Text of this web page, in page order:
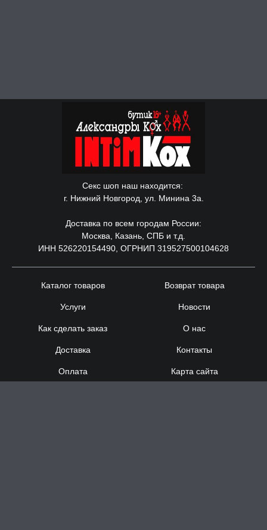
Секс шоп наш находится:
г. Нижний Новгород, ул. Минина 3а.
Доставка по всем городам России:
Москва, Казань, СПБ и т.д.
ИНН 526220154490, ОГРНИП 319527500104628
Каталог товаров
Услуги
Как сделать заказ
Доставка
Оплата
Возврат товара
Новости
О нас
Контакты
Карта сайта